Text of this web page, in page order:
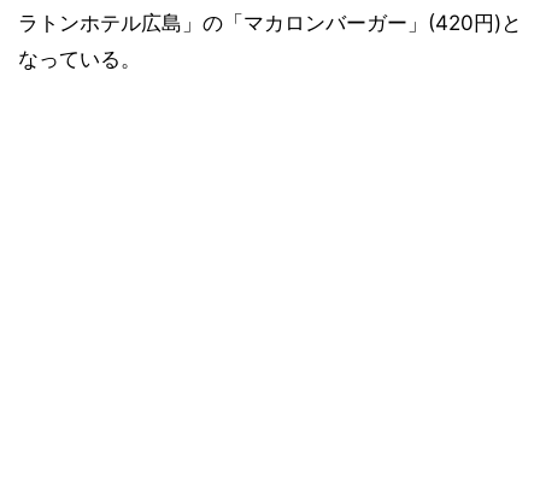
ラトンホテル広島」の「マカロンバーガー」(420円)と
なっている。